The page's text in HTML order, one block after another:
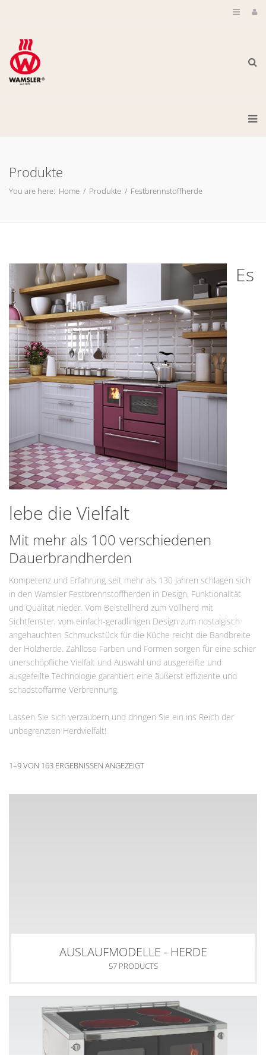
Produkte
You are here: Home / Produkte / Festbrennstoffherde
Es
lebe die Vielfalt
Mit mehr als 100 verschiedenen
Dauerbrandherden
Kompetenz und Erfahrung seit mehr als 130 Jahren schlagen sich
in den Wamsler Festbrennstoffherden in Design, Funktionalität
und Qualität nieder. Vom Beistellherd zum Vollherd mit
Sichtfenster, vom einfach-geradlinigen Design zum nostalgisch
angehauchten Schmuckstück für die Küche reicht die Bandbreite
der Holzherde. Zahllose Farben und Formen sorgen für eine schier
unerschöpfliche Vielfalt und Auswahl und ausgereifte und
ausgefeilte Technologie garantiert eine äußerst effiziente und
schadstoffarme Verbrennung.
Lassen Sie sich verzaubern und dringen Sie ein ins Reich der
unbegrenzten Herdvielfalt!
1–9 VON 163 ERGEBNISSEN ANGEZEIGT
AUSLAUFMODELLE - HERDE
57 PRODUCTS